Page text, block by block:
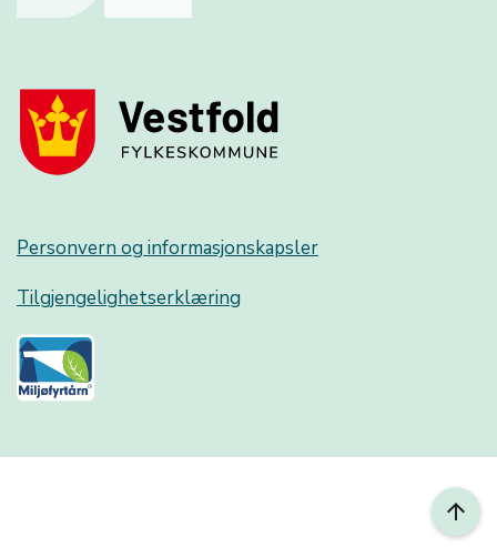
arrow_upward
Personvern og informasjonskapsler
Tilgjengelighetserklæring